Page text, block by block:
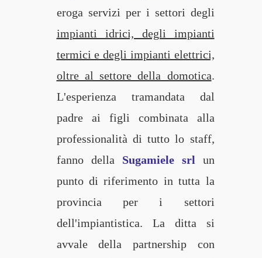
eroga servizi per i settori degli
impianti idrici, degli impianti
termici e degli impianti elettrici,
oltre al settore della domotica.
L'esperienza tramandata dal
padre ai figli combinata alla
professionalità di tutto lo staff,
fanno della Sugamiele srl un
punto di riferimento in tutta la
provincia per i settori
dell'impiantistica. La ditta si
avvale della partnership con